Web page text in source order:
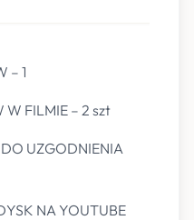
– 1
W FILMIE – 2 szt
UZGODNIENIA
NA YOUTUBE